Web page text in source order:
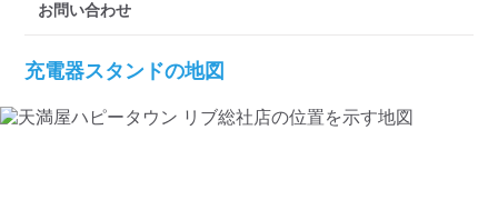
お問い合わせ
充電器スタンドの地図